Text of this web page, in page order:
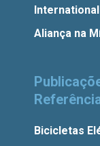
International
Aliança na
Bicicletas